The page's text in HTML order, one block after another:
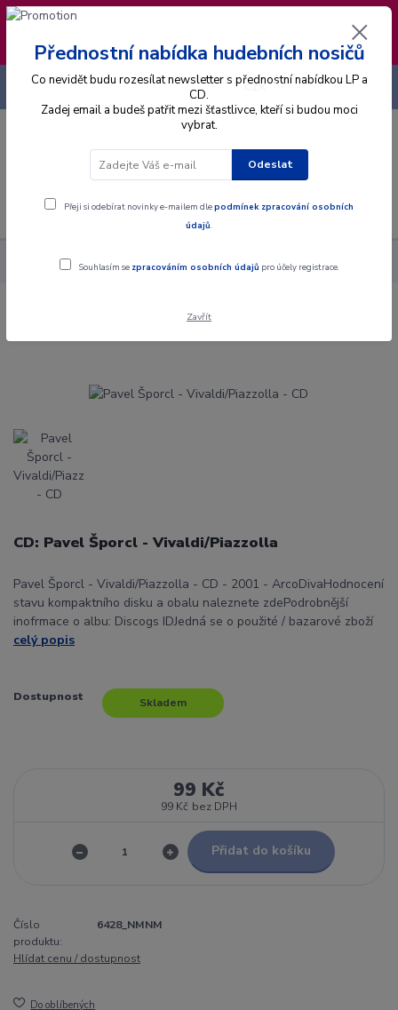
❣️ Od 4.8. do 13.8. čerpám dovolenou. Datum
expedice objednávek se posouvá na pátek
14.8.2026 🐋
Menu
CZK
+420 725 736 293
Alba CD Pavel Šporcl - Vivaldi/Piazzolla - CD
Pavel Šporcl - Vivaldi/Piazzolla - CD
CD: Pavel Šporcl - Vivaldi/Piazzolla
Pavel Šporcl - Vivaldi/Piazzolla - CD - 2001 - ArcoDivaHodnocení
stavu kompaktního disku a obalu naleznete zdePodrobnější
inofrmace o albu: Discogs IDJedná se o použité / bazarové zboží
celý popis
Dostupnost Skladem
99 Kč
99 Kč bez DPH
Přidat do košíku
Číslo
produktu:
6428_NMNM
Hlídat cenu / dostupnost
Do oblíbených
Přednostní nabídka hudebních nosičů
Co nevidět budu rozesílat newsletter s přednostní nabídkou LP a
CD.
Zadej email a budeš patřit mezi šťastlivce, kteří si budou moci
vybrat.
Odeslat
Přeji si odebírat novinky e-mailem dlepodmínek zpracování osobních
údajů.
Souhlasím se zpracováním osobních údajů pro účely registrace.
Zavřít